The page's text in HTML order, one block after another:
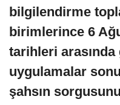
bilgilendirme
birimlerince 6
tarihleri
uygulamalar
şahsın